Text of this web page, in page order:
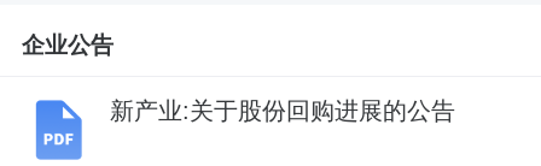
企业公告
新产业:关于股份回购进展的公告